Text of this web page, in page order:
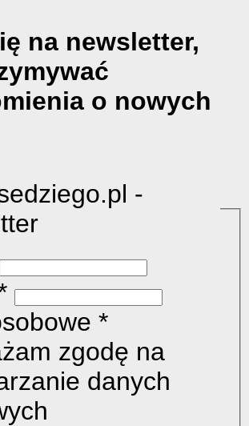
na newsletter,
o nowych
-
*
zgodę na
danych